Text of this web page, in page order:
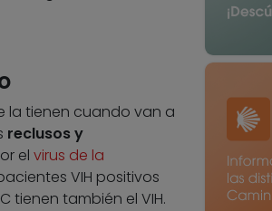
la tienen cuando van a
reclusos y
el virus de la
VIH positivos
tienen también el VIH.